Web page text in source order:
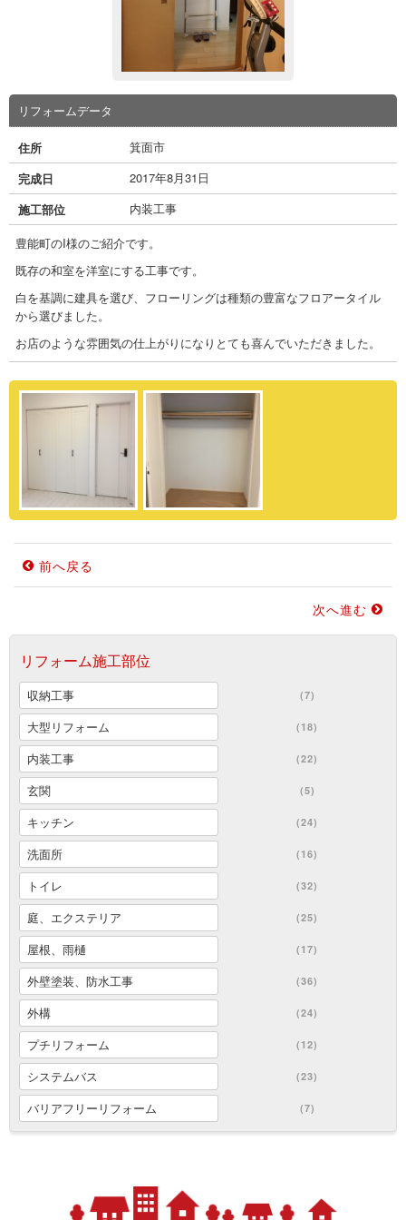
リフォームデータ
住所
箕面市
完成日
2017年8月31日
施工部位
内装工事
豊能町のI様のご紹介です。
既存の和室を洋室にする工事です。
白を基調に建具を選び、フローリングは種類の豊富なフロアータイル
から選びました。
お店のような雰囲気の仕上がりになりとても喜んでいただきました。
前へ戻る
次へ進む
リフォーム施工部位
収納工事 (7)
大型リフォーム (18)
内装工事 (22)
玄関 (5)
キッチン (24)
洗面所 (16)
トイレ (32)
庭、エクステリア (25)
屋根、雨樋 (17)
外壁塗装、防水工事 (36)
外構 (24)
プチリフォーム (12)
システムバス (23)
バリアフリーリフォーム (7)